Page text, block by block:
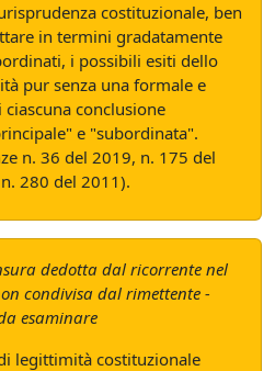
costituzionale, ben
in termini gradatamente
i possibili esiti dello
pur senza una formale e
conclusione
e "subordinata".
n. 36 del 2019, n. 175 del
280 del 2011).
dedotta dal ricorrente nel
condivisa dal rimettente -
esaminare
legittimità costituzionale